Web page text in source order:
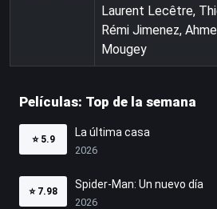
Laurent Lecêtre,
Rémi Jimenez,
Mougey
Películas: Top de la semana
⭐ 5.9
La última casa
2026
⭐ 7.98
Spider-Man: Un nuevo día
2026